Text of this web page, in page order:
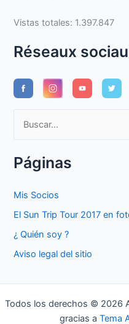
Vistas totales: 1.397.847
Réseaux
c
o
r
Páginas
Mis Socios
El Sun Trip Tour 2017 en
¿ Quién soy ?
Aviso legal del sitio
Todos los derechos © 2026
gracias a Tema